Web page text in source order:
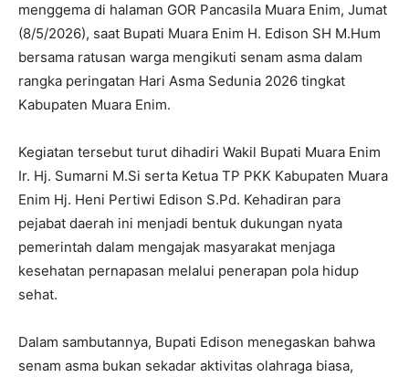
menggema di halaman GOR Pancasila Muara Enim, Jumat
(8/5/2026), saat Bupati Muara Enim H. Edison SH M.Hum
bersama ratusan warga mengikuti senam asma dalam
rangka peringatan Hari Asma Sedunia 2026 tingkat
Kabupaten Muara Enim.
Kegiatan tersebut turut dihadiri Wakil Bupati Muara Enim
Ir. Hj. Sumarni M.Si serta Ketua TP PKK Kabupaten Muara
Enim Hj. Heni Pertiwi Edison S.Pd. Kehadiran para
pejabat daerah ini menjadi bentuk dukungan nyata
pemerintah dalam mengajak masyarakat menjaga
kesehatan pernapasan melalui penerapan pola hidup
sehat.
Dalam sambutannya, Bupati Edison menegaskan bahwa
senam asma bukan sekadar aktivitas olahraga biasa,